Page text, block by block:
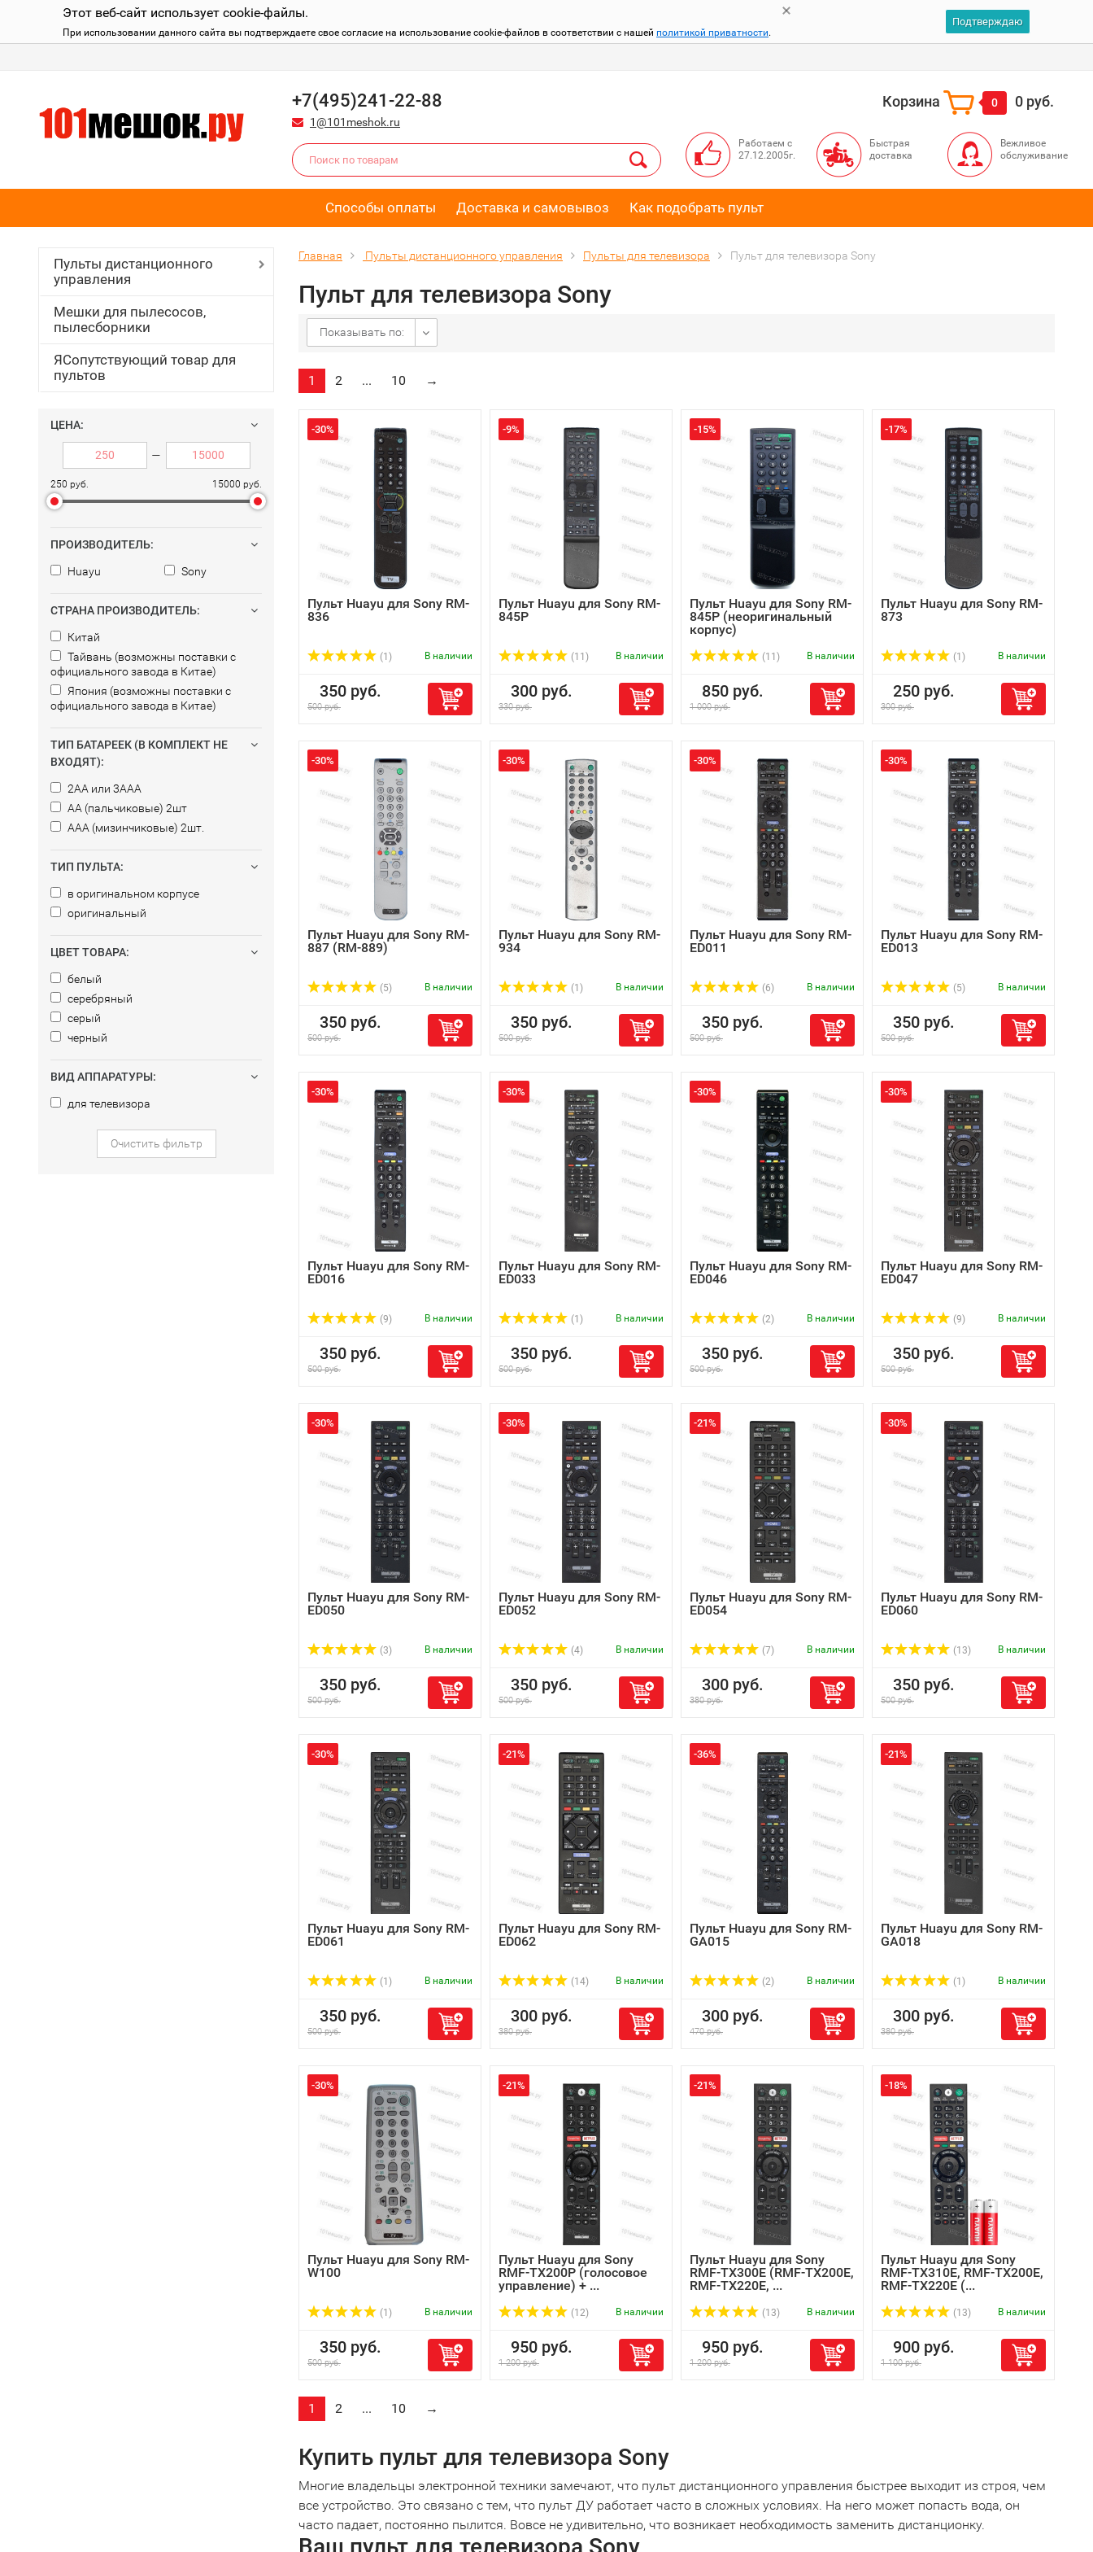
Этот веб-сайт использует cookie-файлы.
При использовании данного сайта вы подтверждаете свое согласие на использование cookie-файлов в соответствии с нашей политикой приватности.
Подтверждаю
+7(495)241-22-88
1@101meshok.ru
Корзина 0 0 руб.
Работаем с
27.12.2005г.
Быстрая
доставка
Вежливое
обслуживание
Способы оплаты Доставка и самовывоз Как подобрать пульт
Пульты дистанционного
управления
Мешки для пылесосов,
пылесборники
ЯСопутствующий товар для
пультов
ЦЕНА:
—
250 руб. 15000 руб.
ПРОИЗВОДИТЕЛЬ:
Huayu Sony
СТРАНА ПРОИЗВОДИТЕЛЬ:
Китай
Тайвань (возможны поставки с
официального завода в Китае)
Япония (возможны поставки с
официального завода в Китае)
ТИП БАТАРЕЕК (В КОМПЛЕКТ НЕ
ВХОДЯТ):
2AA или 3AAA
AA (пальчиковые) 2шт
AAA (мизинчиковые) 2шт.
ТИП ПУЛЬТА:
в оригинальном корпусе
оригинальный
ЦВЕТ ТОВАРА:
белый
серебряный
серый
черный
ВИД АППАРАТУРЫ:
для телевизора
Очистить фильтр
Главная Пульты дистанционного управления Пульты для телевизора Пульт для телевизора Sony
Пульт для телевизора Sony
Показывать по:
1 2 ... 10 →
-30%
Пульт Huayu для Sony RM-
836
(1) В наличии
350 руб.
500 руб.
-9%
Пульт Huayu для Sony RM-
845P
(11) В наличии
300 руб.
330 руб.
-15%
Пульт Huayu для Sony RM-
845P (неоригинальный
корпус)
(11) В наличии
850 руб.
1 000 руб.
-17%
Пульт Huayu для Sony RM-
873
(1) В наличии
250 руб.
300 руб.
-30%
Пульт Huayu для Sony RM-
887 (RM-889)
(5) В наличии
350 руб.
500 руб.
-30%
Пульт Huayu для Sony RM-
934
(1) В наличии
350 руб.
500 руб.
-30%
Пульт Huayu для Sony RM-
ED011
(6) В наличии
350 руб.
500 руб.
-30%
Пульт Huayu для Sony RM-
ED013
(5) В наличии
350 руб.
500 руб.
-30%
Пульт Huayu для Sony RM-
ED016
(9) В наличии
350 руб.
500 руб.
-30%
Пульт Huayu для Sony RM-
ED033
(1) В наличии
350 руб.
500 руб.
-30%
Пульт Huayu для Sony RM-
ED046
(2) В наличии
350 руб.
500 руб.
-30%
Пульт Huayu для Sony RM-
ED047
(9) В наличии
350 руб.
500 руб.
-30%
Пульт Huayu для Sony RM-
ED050
(3) В наличии
350 руб.
500 руб.
-30%
Пульт Huayu для Sony RM-
ED052
(4) В наличии
350 руб.
500 руб.
-21%
Пульт Huayu для Sony RM-
ED054
(7) В наличии
300 руб.
380 руб.
-30%
Пульт Huayu для Sony RM-
ED060
(13) В наличии
350 руб.
500 руб.
-30%
Пульт Huayu для Sony RM-
ED061
(1) В наличии
350 руб.
500 руб.
-21%
Пульт Huayu для Sony RM-
ED062
(14) В наличии
300 руб.
380 руб.
-36%
Пульт Huayu для Sony RM-
GA015
(2) В наличии
300 руб.
470 руб.
-21%
Пульт Huayu для Sony RM-
GA018
(1) В наличии
300 руб.
380 руб.
-30%
Пульт Huayu для Sony RM-
W100
(1) В наличии
350 руб.
500 руб.
-21%
Пульт Huayu для Sony
RMF-TX200P (голосовое
управление) + ...
(12) В наличии
950 руб.
1 200 руб.
-21%
Пульт Huayu для Sony
RMF-TX300E (RMF-TX200E,
RMF-TX220E, ...
(13) В наличии
950 руб.
1 200 руб.
-18%
Пульт Huayu для Sony
RMF-TX310E, RMF-TX200E,
RMF-TX220E (...
(13) В наличии
900 руб.
1 100 руб.
1 2 ... 10 →
Купить пульт для телевизора Sony
Многие владельцы электронной техники замечают, что пульт дистанционного управления быстрее выходит из строя, чем
все устройство. Это связано с тем, что пульт ДУ работает часто в сложных условиях. На него может попасть вода, он
часто падает, постоянно пылится. Вовсе не удивительно, что возникает необходимость заменить дистанционку.